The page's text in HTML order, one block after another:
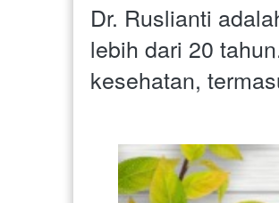
Dr. Ruslianti
lebih dari 20
kesehatan,